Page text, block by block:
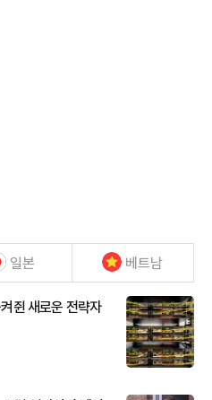
일본 베트남
쥔 새로운 전략자